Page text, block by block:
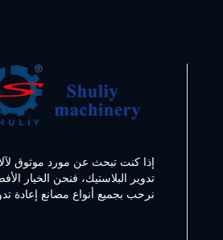
إذا كنت تبحث عن مورد موثوق
تدوير البلاستيك، فنحن الخيار
نرحب بجميع أنواع مصانع إعادة